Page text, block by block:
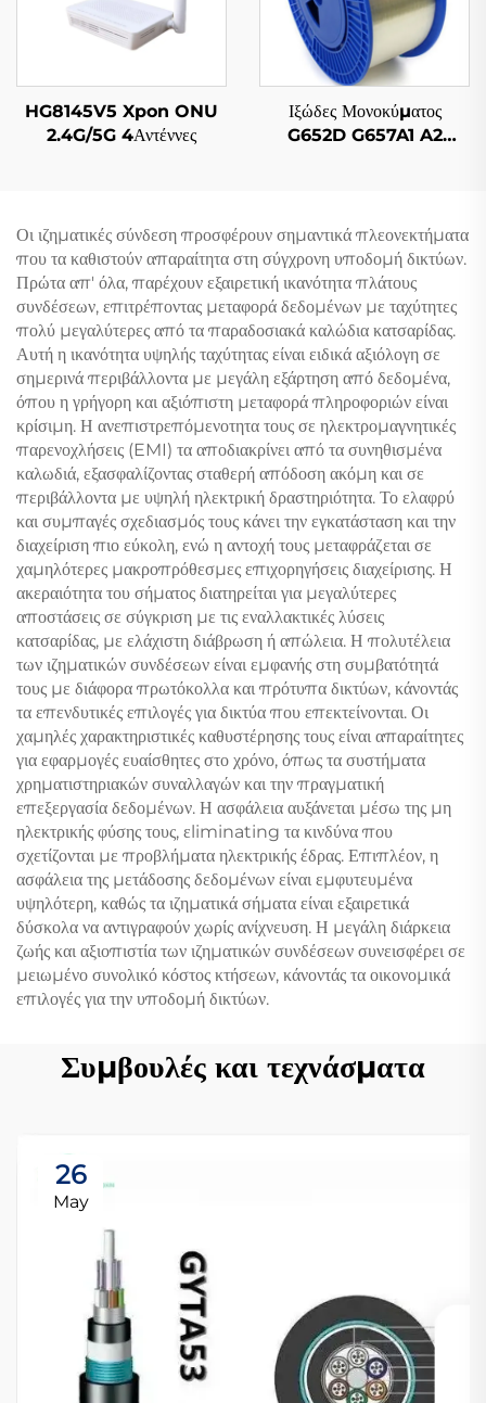
HG8145V5 Xpon ONU
2.4G/5G 4Αντέννες
Ιξώδες Μονοκύματος
G652D G657A1 A2
Οι ιζηματικές σύνδεση προσφέρουν σημαντικά πλεονεκτήματα
που τα καθιστούν απαραίτητα στη σύγχρονη υποδομή δικτύων.
Πρώτα απ' όλα, παρέχουν εξαιρετική ικανότητα πλάτους
συνδέσεων, επιτρέποντας μεταφορά δεδομένων με ταχύτητες
πολύ μεγαλύτερες από τα παραδοσιακά καλώδια κατσαρίδας.
Αυτή η ικανότητα υψηλής ταχύτητας είναι ειδικά αξιόλογη σε
σημερινά περιβάλλοντα με μεγάλη εξάρτηση από δεδομένα,
όπου η γρήγορη και αξιόπιστη μεταφορά πληροφοριών είναι
κρίσιμη. Η ανεπιστρεπόμενοτητα τους σε ηλεκτρομαγνητικές
παρενοχλήσεις (EMI) τα αποδιακρίνει από τα συνηθισμένα
καλωδιά, εξασφαλίζοντας σταθερή απόδοση ακόμη και σε
περιβάλλοντα με υψηλή ηλεκτρική δραστηριότητα. Το ελαφρύ
και συμπαγές σχεδιασμός τους κάνει την εγκατάσταση και την
διαχείριση πιο εύκολη, ενώ η αντοχή τους μεταφράζεται σε
χαμηλότερες μακροπρόθεσμες επιχορηγήσεις διαχείρισης. Η
ακεραιότητα του σήματος διατηρείται για μεγαλύτερες
αποστάσεις σε σύγκριση με τις εναλλακτικές λύσεις
κατσαρίδας, με ελάχιστη διάβρωση ή απώλεια. Η πολυτέλεια
των ιζηματικών συνδέσεων είναι εμφανής στη συμβατότητά
τους με διάφορα πρωτόκολλα και πρότυπα δικτύων, κάνοντάς
τα επενδυτικές επιλογές για δικτύα που επεκτείνονται. Οι
χαμηλές χαρακτηριστικές καθυστέρησης τους είναι απαραίτητες
για εφαρμογές ευαίσθητες στο χρόνο, όπως τα συστήματα
χρηματιστηριακών συναλλαγών και την πραγματική
επεξεργασία δεδομένων. Η ασφάλεια αυξάνεται μέσω της μη
ηλεκτρικής φύσης τους, εliminating τα κινδύνα που
σχετίζονται με προβλήματα ηλεκτρικής έδρας. Επιπλέον, η
ασφάλεια της μετάδοσης δεδομένων είναι εμφυτευμένα
υψηλότερη, καθώς τα ιζηματικά σήματα είναι εξαιρετικά
δύσκολα να αντιγραφούν χωρίς ανίχνευση. Η μεγάλη διάρκεια
ζωής και αξιοπιστία των ιζηματικών συνδέσεων συνεισφέρει σε
μειωμένο συνολικό κόστος κτήσεων, κάνοντάς τα οικονομικά
επιλογές για την υποδομή δικτύων.
Συμβουλές και τεχνάσματα
26
May